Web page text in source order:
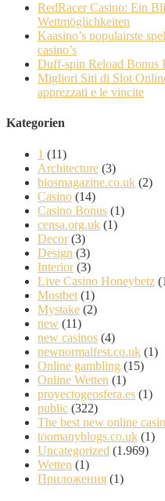
RedRacer Casino: Ein
Wettmöglichkeiten
Kaasino’s populairste
casino’s
Duff-spin Reload Bonus
Migliori Siti di Slot
apprezzati e le vincite
Kategorien
1 (11)
Architecture (3)
biosmagazine.co.uk (2)
Casino (14)
Casino Bonus (1)
censa.org.uk (1)
Decor(3)
Design (3)
Interior(3)
Live Casino Honeybetz
Mostbet (1)
Mystake (2)
new (11)
new casinos (4)
newnormalfest.co.uk (1)
Online gambling (15)
Online Wetten (1)
proyectogeosfera.es (1)
public (322)
The best new online
toomanyblogs.co.uk (1)
Uncategorized (1.969)
Wetten (1)
Приложения (1)